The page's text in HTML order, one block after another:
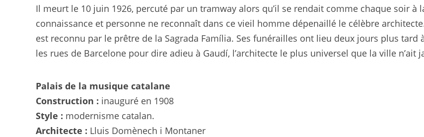
Il meurt le 10 juin 1926, percuté par un tramway alors qu’il se rendait comme chaque soir à
connaissance et personne ne reconnaît dans ce vieil homme dépenaillé le célèbre
est reconnu par le prêtre de la Sagrada Família. Ses funérailles ont lieu deux jours plus
les rues de Barcelone pour dire adieu à Gaudí, l’architecte le plus universel que la ville n’ait
Palais de la musique catalane
Construction : inauguré en 1908
Style : modernisme catalan.
Architecte : Lluis Domènech i Montaner